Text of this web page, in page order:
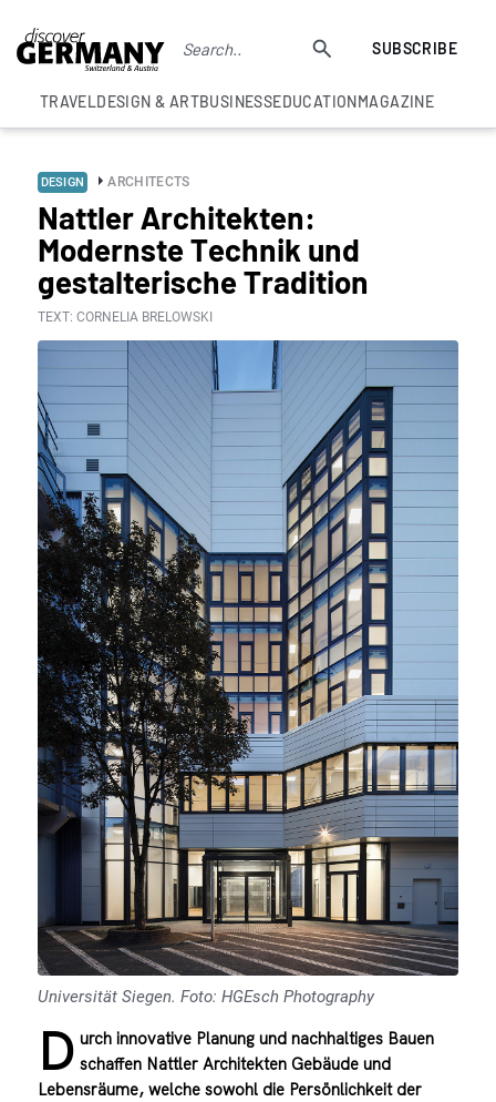
SUBSCRIBE
TRAVELDESIGN & ARTBUSINESSEDUCATIONMAGAZINE
DESIGN ARCHITECTS
Nattler Architekten:
Modernste Technik und
gestalterische Tradition
TEXT: CORNELIA BRELOWSKI
Universität Siegen. Foto: HGEsch Photography
D urch innovative Planung und nachhaltiges Bauen
schaffen Nattler ArchitektenGebäude und
Lebensräume, welche sowohl die Persönlichkeit der